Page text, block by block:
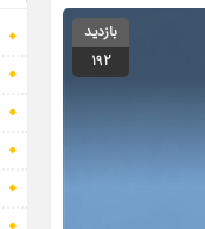
بازدید
192